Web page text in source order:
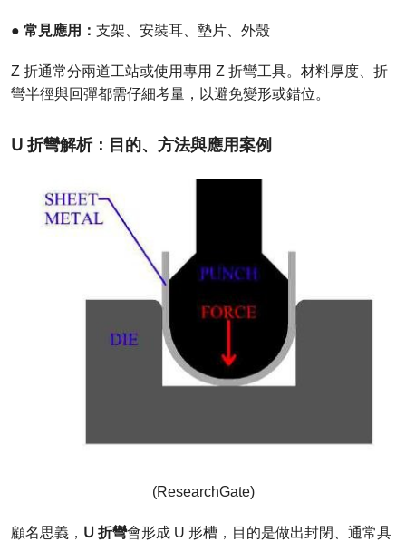
● 常見應用： 支架、安裝耳、墊片、外殼
Z 折通常分兩道工站或使用專用 Z 折彎工具。材料厚度、折
彎半徑與回彈都需仔細考量，以避免變形或錯位。
U 折彎解析：目的、方法與應用案例
(ResearchGate)
顧名思義， U 折彎會形成 U 形槽，目的是做出封閉、通常具